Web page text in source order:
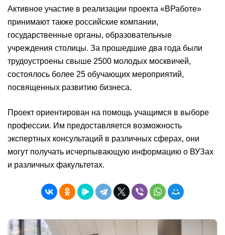
Активное участие в реализации проекта «ВРаботе»
принимают также российские компании,
государственные органы, образовательные
учреждения столицы. За прошедшие два года были
трудоустроены свыше 2500 молодых москвичей,
состоялось более 25 обучающих мероприятий,
посвященных развитию бизнеса.
Проект ориентирован на помощь учащимся в выборе
профессии. Им предоставляется возможность
экспертных консультаций в различных сферах, они
могут получать исчерпывающую информацию о ВУЗах
и различных факультетах.